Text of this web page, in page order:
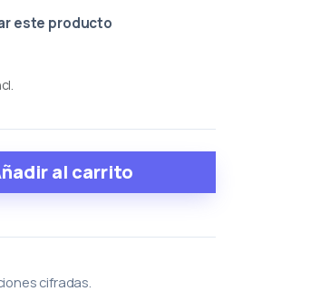
este producto
al carrito
cifradas.